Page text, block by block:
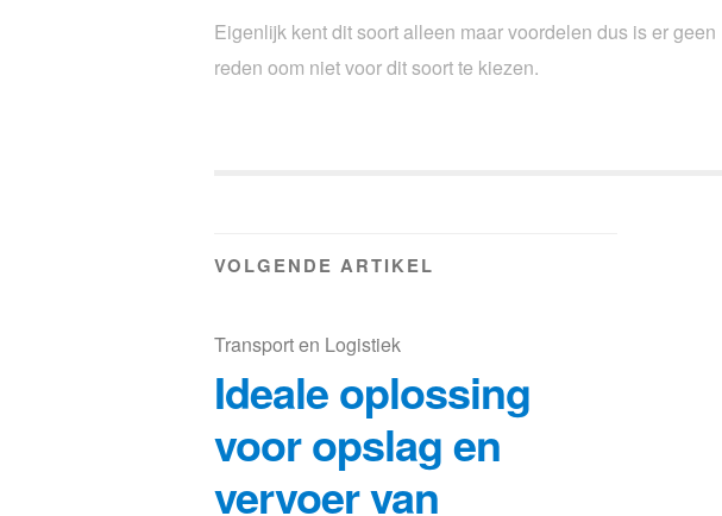
Eigenlijk kent dit soort alleen maar voordelen dus is er geen
reden oom niet voor dit soort te kiezen.
VOLGENDE ARTIKEL
Transport en Logistiek
Ideale oplossing
voor opslag en
vervoer van